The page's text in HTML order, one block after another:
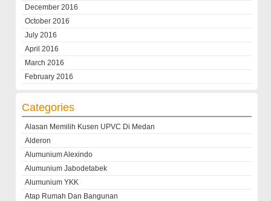
December 2016
October 2016
July 2016
April 2016
March 2016
February 2016
Categories
Alasan Memilih Kusen UPVC Di Medan
Alderon
Alumunium Alexindo
Alumunium Jabodetabek
Alumunium YKK
Atap Rumah Dan Bangunan